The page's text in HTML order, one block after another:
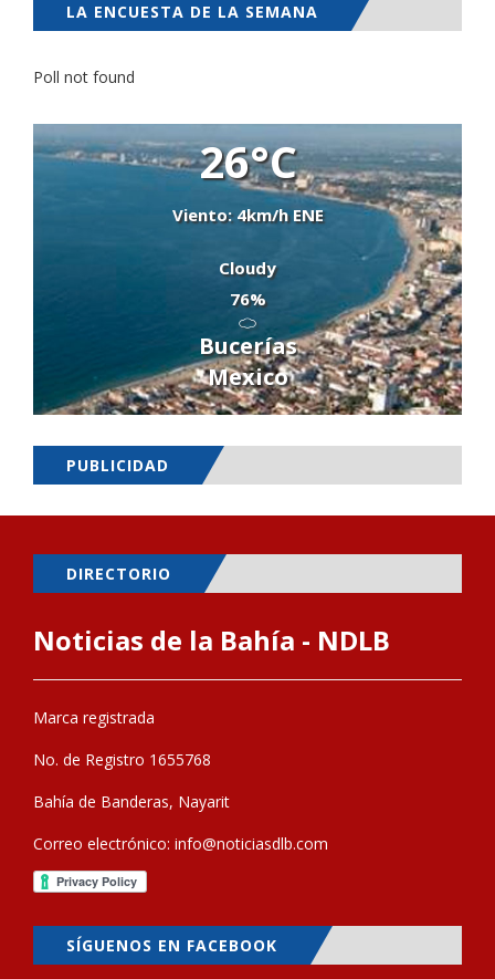
LA ENCUESTA DE LA SEMANA
Poll not found
26°C
Viento: 4km/h ENE
Cloudy
76%
Bucerías
Mexico
PUBLICIDAD
DIRECTORIO
Noticias de la Bahía - NDLB
Marca registrada
No. de Registro 1655768
Bahía de Banderas, Nayarit
Correo electrónico: info@noticiasdlb.com
SÍGUENOS EN FACEBOOK